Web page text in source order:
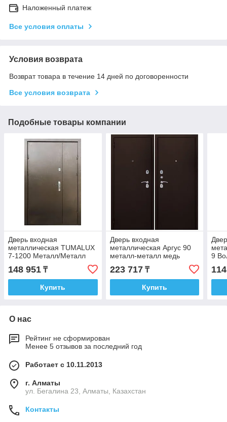
Наложенный платеж
Все условия оплаты
Условия возврата
Возврат товара в течение 14 дней по договоренности
Все условия возврата
Подобные товары компании
Дверь входная
металлическая TUMALUX
7-1200 Mеталл/Металл
Серебро (1200) два замка
PTD_M
148 951 ₸
Купить
Дверь входная
металлическая Аргус 90
металл-металл медь
223 717₸
Купить
9
О нас
Рейтинг не сформирован
Менее 5 отзывов за последний год
Работает с 10.11.2013
г. Алматы
ул. Бегалина 23, Алматы, Казахстан
Контакты